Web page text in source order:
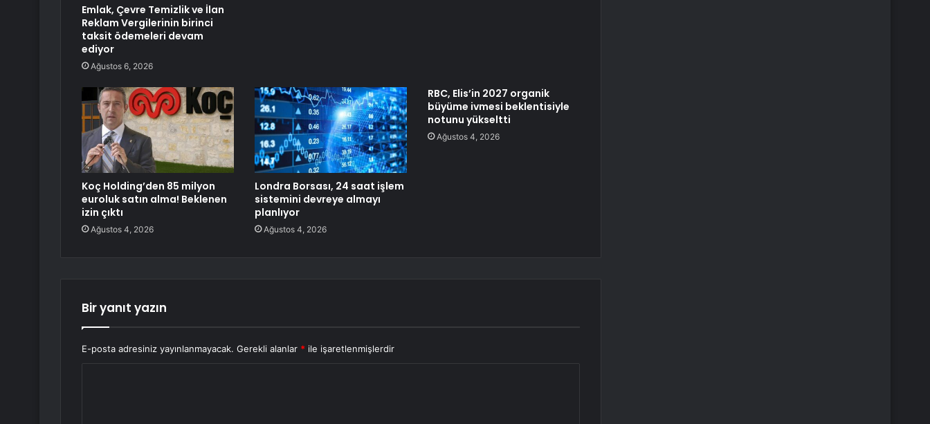
Emlak, Çevre Temizlik ve İlan
Reklam Vergilerinin birinci
taksit ödemeleri devam
ediyor
Ağustos 6, 2026
Koç Holding’den 85 milyon
euroluk satın alma! Beklenen
izin çıktı
Ağustos 4, 2026
Londra Borsası, 24 saat işlem
sistemini devreye almayı
planlıyor
Ağustos 4, 2026
RBC, Elis’in 2027 organik
büyüme ivmesi beklentisiyle
notunu yükseltti
Ağustos 4, 2026
Bir yanıt yazın
E-posta adresiniz yayınlanmayacak. Gerekli alanlar * ile işaretlenmişlerdir